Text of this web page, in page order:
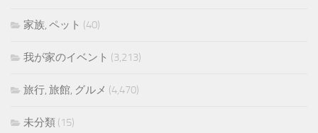
家族, ペット (40)
我が家のイベント (3,213)
旅行, 旅館, グルメ (4,470)
未分類 (15)